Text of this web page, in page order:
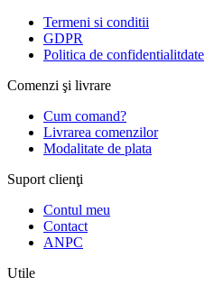
Termeni si conditii
GDPR
Politica de confidentialitdate
Comenzi şi livrare
Cum comand?
Livrarea comenzilor
Modalitate de plata
Suport clienţi
Contul meu
Contact
ANPC
Utile